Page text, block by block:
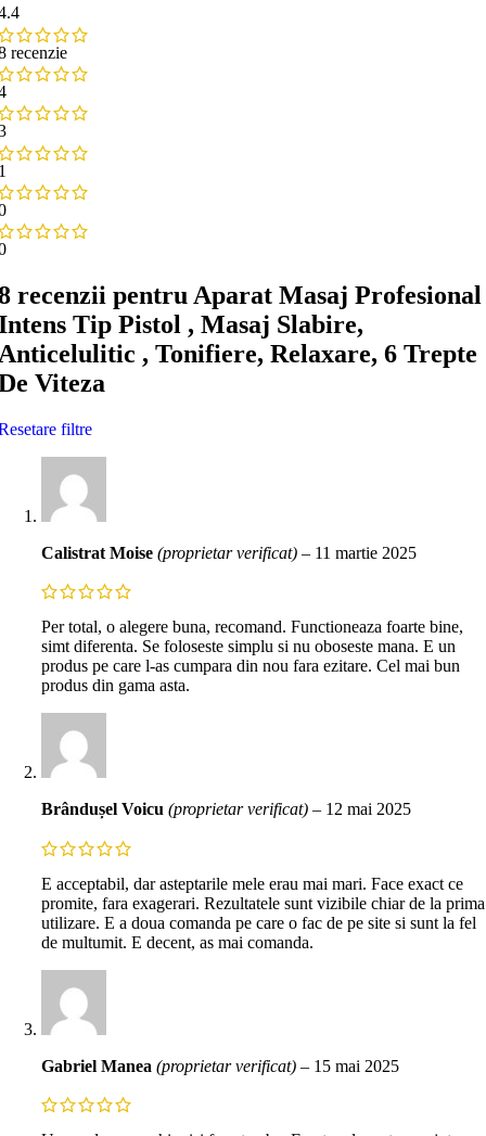
recenzie
recenzii pentruAparat Masaj Profesional
Tip Pistol , Masaj Slabire,
, Tonifiere, Relaxare, 6 Trepte
Viteza
filtre
Calistrat Moise (proprietar verificat) – 11 martie 2025
Per total, o alegere buna, recomand. Functioneaza foarte bine,
simt diferenta. Se foloseste simplu si nu oboseste mana. E un
produs pe care l-as cumpara din nou fara ezitare. Cel mai bun
produs din gama asta.
Brândușel Voicu (proprietar verificat) – 12 mai 2025
E acceptabil, dar asteptarile mele erau mai mari. Face exact ce
promite, fara exagerari. Rezultatele sunt vizibile chiar de la prima
utilizare. E a doua comanda pe care o fac de pe site si sunt la fel
de multumit. E decent, as mai comanda.
Gabriel Manea (proprietar verificat) – 15 mai 2025